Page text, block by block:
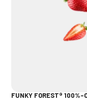
FUNKY FOREST® 100%-